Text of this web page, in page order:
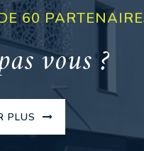
60
vous ?
PLUS